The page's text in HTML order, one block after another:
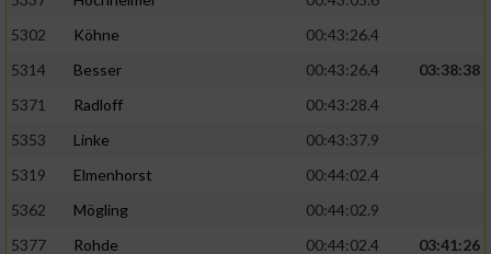
5302
Köhne
00:43:26.4
5314
Besser 00:43:26.4
03:38:38
5371
Radloff
00:43:28.4
5353
Linke
00:43:37.9
5319
Elmenhorst
00:44:02.4
5362
Mögling
00:44:02.9
5377
Rohde 00:44:02.4
03:41:26